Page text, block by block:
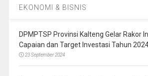
EKONOMI & BISNIS
DPMPTSP Provinsi Kalteng Gelar Rakor
Capaian dan Target Investasi Tahun
23 September 2024